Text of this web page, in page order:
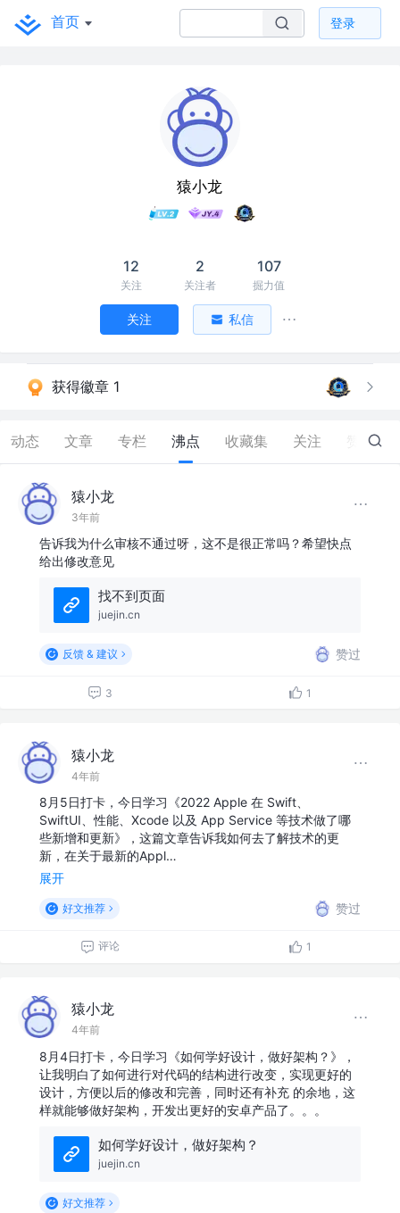
首页 登录
猿小龙
12
关注
2
关注者
107
掘力值
关注 私信
获得徽章 1
动态 文章 专栏 沸点 收藏集 关注 17
猿小龙
3年前
告诉我为什么审核不通过呀，这不是很正常吗？希望快点
给出修改意见
找不到页面
juejin.cn
反馈 & 建议 赞过
3 1
猿小龙
4年前
8月5日打卡，今日学习《2022 Apple 在 Swift、
SwiftUI、性能、Xcode 以及 App Service 等技术做了哪
些新增和更新》，这篇文章告诉我如何去了解技术的更
新，在关于最新的Appl…
展开
好文推荐 赞过
评论 1
猿小龙
4年前
8月4日打卡，今日学习《如何学好设计，做好架构？》，
让我明白了如何进行对代码的结构进行改变，实现更好的
设计，方便以后的修改和完善，同时还有补充 的余地，这
样就能够做好架构，开发出更好的安卓产品了。。。
如何学好设计，做好架构？
juejin.cn
好文推荐